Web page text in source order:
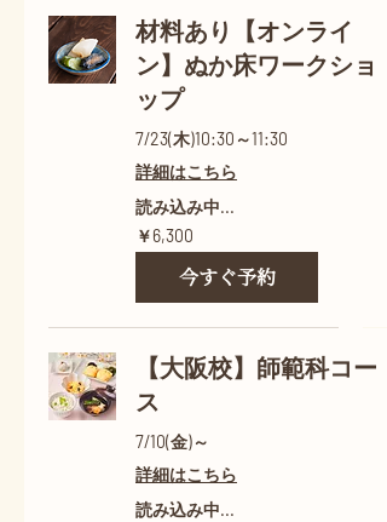
材料あり【オンライ
ン】ぬか床ワークショ
ップ
7/23(木)10:30～11:30
詳細はこちら
読み込み中...
6,300
円
￥6,300
今すぐ予約
【大阪校】師範科コー
ス
7/10(金)～
詳細はこちら
読み込み中...